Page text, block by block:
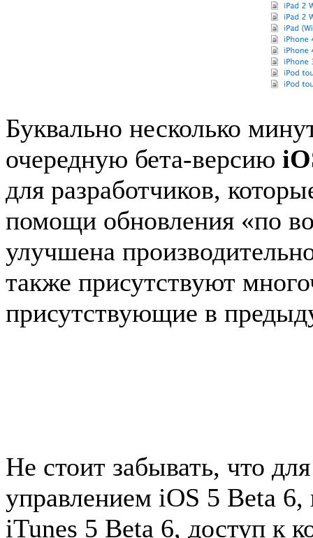
Буквально несколько
очередную бета-версию
для разработчиков,
помощи обновления «по
улучшена
также присутствуют
присутствующие в
Не стоит забывать, что
управлением iOS 5 Beta 6,
iTunes 5 Beta 6, доступ к